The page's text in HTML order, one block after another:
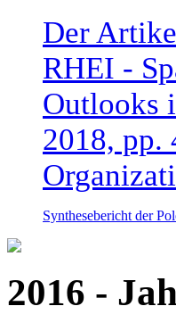
Der
RHEI -
Outlooks
2018, pp.
Synthesebericht der
2016 -